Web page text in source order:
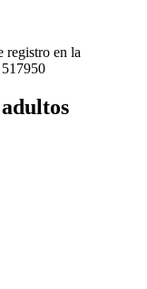
registro en la